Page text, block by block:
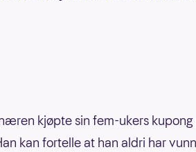
kjøpte sin fem-ukers kupong
kan fortelle at han aldri har